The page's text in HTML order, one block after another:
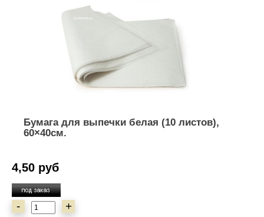
Бумага для выпечки белая (10 листов),
60×40см.
4,50 руб
- +